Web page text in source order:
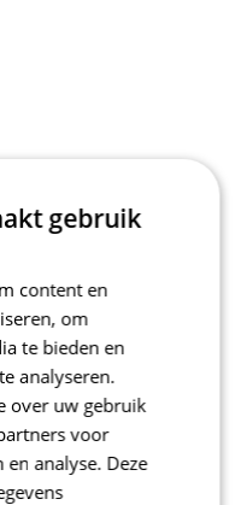
gebruik
content en
om
te bieden en
analyseren.
over uw gebruik
voor
analyse. Deze